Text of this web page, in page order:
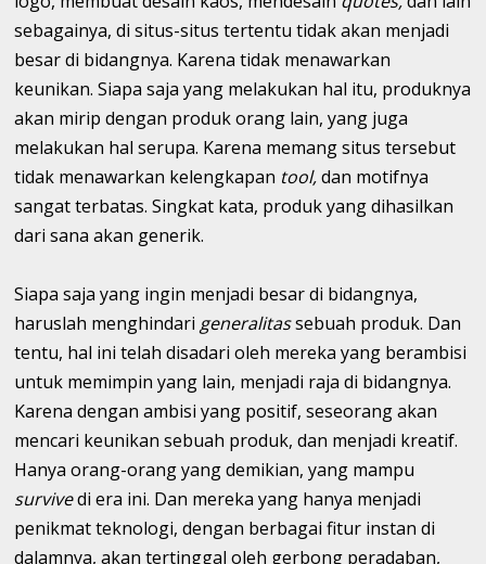
sebagainya, di situs-situs tertentu tidak akan menjadi
besar di bidangnya. Karena tidak menawarkan
keunikan. Siapa saja yang melakukan hal itu, produknya
akan mirip dengan produk orang lain, yang juga
melakukan hal serupa. Karena memang situs tersebut
tidak menawarkan kelengkapan tool,dan motifnya
sangat terbatas. Singkat kata, produk yang dihasilkan
dari sana akan generik.
Siapa saja yang ingin menjadi besar di bidangnya,
haruslah menghindari generalitassebuah produk. Dan
tentu, hal ini telah disadari oleh mereka yang berambisi
untuk memimpin yang lain, menjadi raja di bidangnya.
Karena dengan ambisi yang positif, seseorang akan
mencari keunikan sebuah produk, dan menjadi kreatif.
Hanya orang-orang yang demikian, yang mampu
survivedi era ini. Dan mereka yang hanya menjadi
penikmat teknologi, dengan berbagai fitur instan di
dalamnya, akan tertinggal oleh gerbong peradaban,